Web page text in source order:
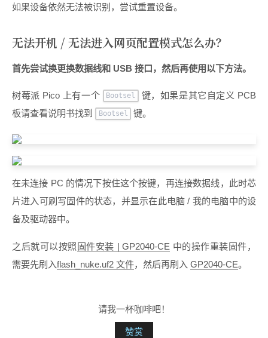
如果设备依然无法被识别，尝试重置设备。
无法开机 / 无法进入网页配置模式怎么办？
首先尝试换更换数据线和 USB 接口，然后再使用以下方法。
树莓派 Pico 上有一个 Bootsel
键，如果是其它自定义 PCB
板请查看说明书找到
Bootsel 键。
在未连接 PC 的情况下按住这个按键，再连接数据线，此时芯
片进入可刷写固件的状态，并显示在此电脑 / 我的电脑中的设
备及驱动器中。
之后就可以按照 固件安装 | GP2040-CE 中的操作重装固件，
需要先刷入flash_nuke.uf2 文件，然后再刷入 GP2040-CE。
请我一杯咖啡吧！
赞赏